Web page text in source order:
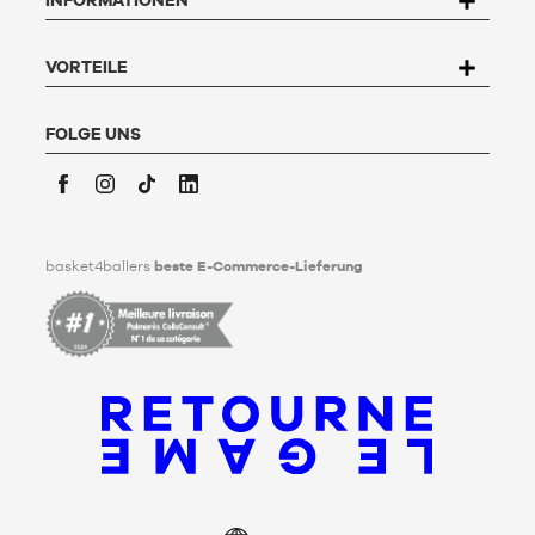
kann der Nutzer an Basket4Ballers, 104 rue de Hochfelden,
Kundenservice
klicken Sie
.
Lebzeiten Richtlinien für die Aufbewahrung, Löschung und
Weitergabe seiner personenbezogenen Daten nach seinem
Tod festlegen kann. Um mehr darüber zu erfahren,
bitte hier
VORTEILE
FOLGE UNS
basket4ballers beste E-Commerce-Lieferung